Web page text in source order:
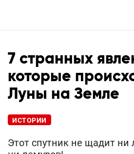
7 странных
которые
Луны на Земле
ИСТОРИИ
Этот спутник не щадит ни